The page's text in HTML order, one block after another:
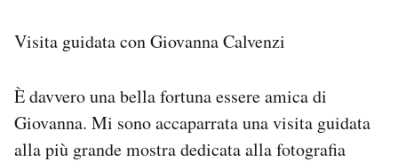
Sport
Mondiali calcio 2026
PODCAST
Visita guidata con Giovanna Calvenzi
È davvero una bella fortuna essere amica di
Giovanna. Mi sono accaparrata una visita guidata
alla più grande mostra dedicata alla fotografia